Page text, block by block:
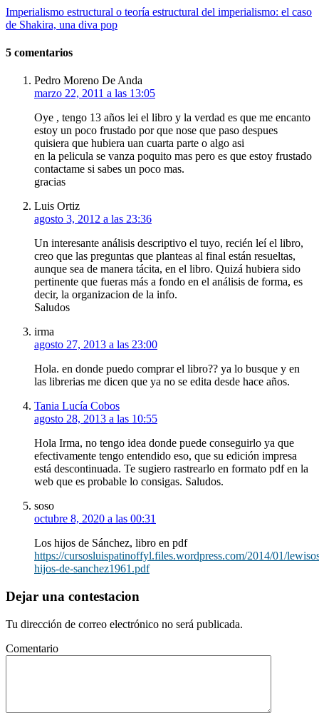
Imperialismo estructural o teoría estructural del imperialismo: el caso
de Shakira, una diva pop
5 comentarios
Pedro Moreno De Anda
marzo 22, 2011 a las 13:05
Oye , tengo 13 años lei el libro y la verdad es que me encanto
estoy un poco frustado por que nose que paso despues
quisiera que hubiera uan cuarta parte o algo asi
en la pelicula se vanza poquito mas pero es que estoy frustado
contactame si sabes un poco mas.
gracias
Luis Ortiz
agosto 3, 2012 a las 23:36
Un interesante análisis descriptivo el tuyo, recién leí el libro,
creo que las preguntas que planteas al final están resueltas,
aunque sea de manera tácita, en el libro. Quizá hubiera sido
pertinente que fueras más a fondo en el análisis de forma, es
decir, la organizacion de la info.
Saludos
irma
agosto 27, 2013 a las 23:00
Hola. en donde puedo comprar el libro?? ya lo busque y en
las librerias me dicen que ya no se edita desde hace años.
Tania Lucía Cobos
agosto 28, 2013 a las 10:55
Hola Irma, no tengo idea donde puede conseguirlo ya que
efectivamente tengo entendido eso, que su edición impresa
está descontinuada. Te sugiero rastrearlo en formato pdf en la
web que es probable lo consigas. Saludos.
soso
octubre 8, 2020 a las 00:31
Los hijos de Sánchez, libro en pdf
https://cursosluispatinoffyl.files.wordpress.com/2014/01/
hijos-de-sanchez1961.pdf
Dejar una contestacion
Tu dirección de correo electrónico no será publicada.
Comentario